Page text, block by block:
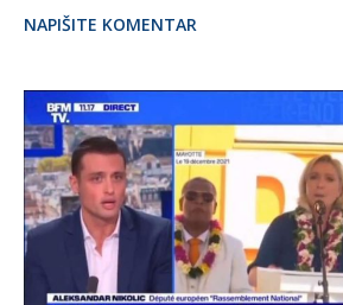
NAPIŠITE KOMENTAR